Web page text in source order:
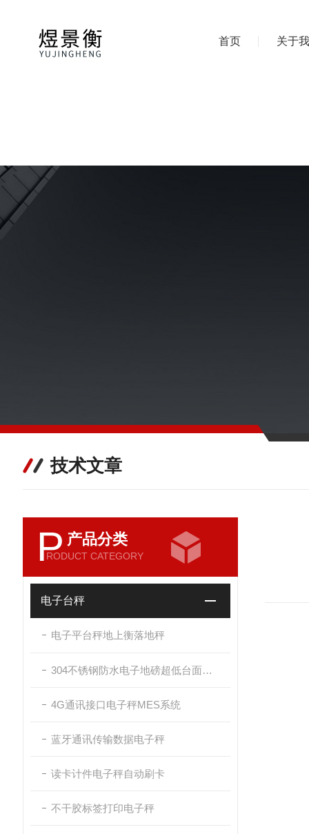
首页 关于
技术文章
P 产品分类
RODUCT CATEGORY
电子台秤
电子平台秤地上衡落地秤
304不锈钢防水电子地磅超低台面带斜坡
4G通讯接口电子秤MES系统
蓝牙通讯传输数据电子秤
读卡计件电子秤自动刷卡
不干胶标签打印电子秤